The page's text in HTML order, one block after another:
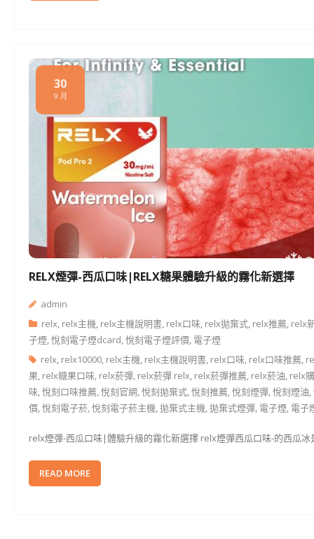
RELX煙彈-西瓜口味|RELX糖果體驗升級的霧化新選擇
30
9 月
admin
relx, relx主機, relx主機說明書, relx口味, relx拋棄式, relx推薦, relx
子煙,悅刻電子煙dcard,悅刻電子煙評價, 電子煙
relx, relx10000, relx主機, relx主機說明書, relx口味, relx口味推薦,
果, relx糖果口味, relx菸彈, relx菸彈 relx, relx菸彈推薦, relx菸油, relx
味,悅刻口味推薦,悅刻官網,悅刻拋棄式,悅刻推薦,悅刻煙彈,悅刻煙油,
價,悅刻電子菸,悅刻電子菸主機,拋棄式主機,拋棄式煙彈, 電子煙, 電子
relx煙彈-西瓜口味|體驗升級的霧化新選擇 relx煙彈西瓜口味-的西瓜
READ MORE